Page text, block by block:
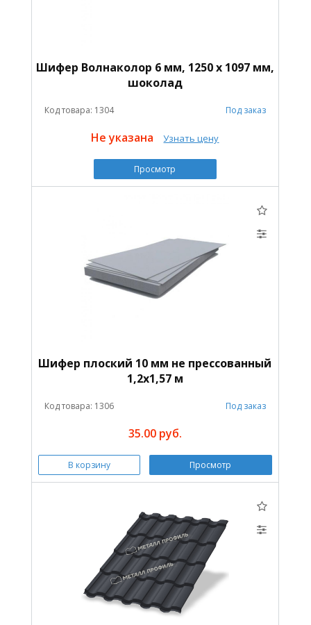
Шифер Волнаколор 6 мм, 1250 х 1097 мм,
шоколад
Код товара: 1304 Под заказ
Не указана Узнать цену
Просмотр
Шифер плоский 10 мм не прессованный
1,2х1,57 м
Код товара: 1306 Под заказ
35.00 руб.
В корзину Просмотр